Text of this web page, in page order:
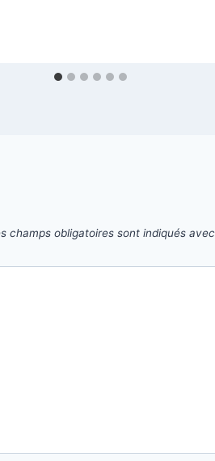
champs obligatoires sont indiqués avec